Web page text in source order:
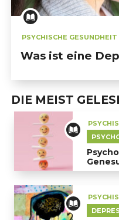
Was ist eine Depression?
PSYCHISCHE GESUNDHEIT
Was ist eine
DIE MEIST